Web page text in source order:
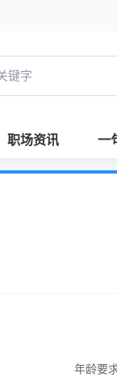
职场资讯 一
年龄要求